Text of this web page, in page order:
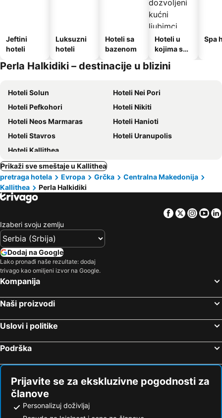
Jeftini
hoteli
Luksuzni
hoteli
Hoteli sa
bazenom
Hoteli u
kojima su
kućni
Spa
Perla Halkidiki – destinacije u blizini
Hoteli Solun
Hoteli Nei Pori
Hoteli Pefkohori
Hoteli Nikiti
Hoteli Neos Marmaras
Hoteli Hanioti
Hoteli Stavros
Hoteli Uranupolis
Hoteli Kallithea
Prikaži sve smeštaje u Kallithea
pretraga hotela
Evropa Grčka
Centralna Makedonija
Kallithea
Perla Halkidiki
Facebook
Twitter
Izaberi svoju zemlju
Dodaj na Google
Lako pronađi naše rezultate: dodaj
trivago kao omiljeni izvor na Google.
Kompanija
Naši proizvodi
Uslovi i politike
Podrška
Prijavite se za ekskluzivne pogodnosti za
članove
Personalizuj doživljaj